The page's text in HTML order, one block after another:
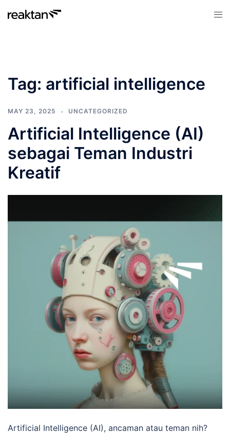
Tag: artificial intelligence
MAY 23, 2025 UNCATEGORIZED
Artificial Intelligence (AI)
sebagai Teman Industri
Kreatif
Artificial Intelligence (AI), ancaman atau teman nih?